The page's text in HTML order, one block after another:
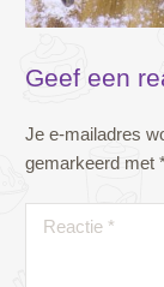
Geef een
Je e-mailadres
gemarkeerd met